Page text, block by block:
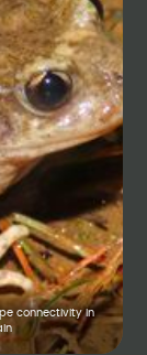
connectivity in